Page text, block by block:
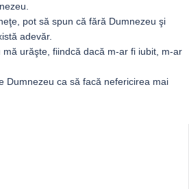
pot să spun că fără Dumnezeu şi
adevăr.
mă urăşte, fiindcă dacă m-ar fi iubit, m-ar
Dumnezeu ca să facă nefericirea mai